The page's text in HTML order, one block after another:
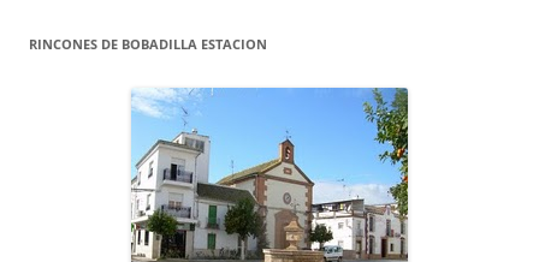
RINCONES DE BOBADILLA ESTACION